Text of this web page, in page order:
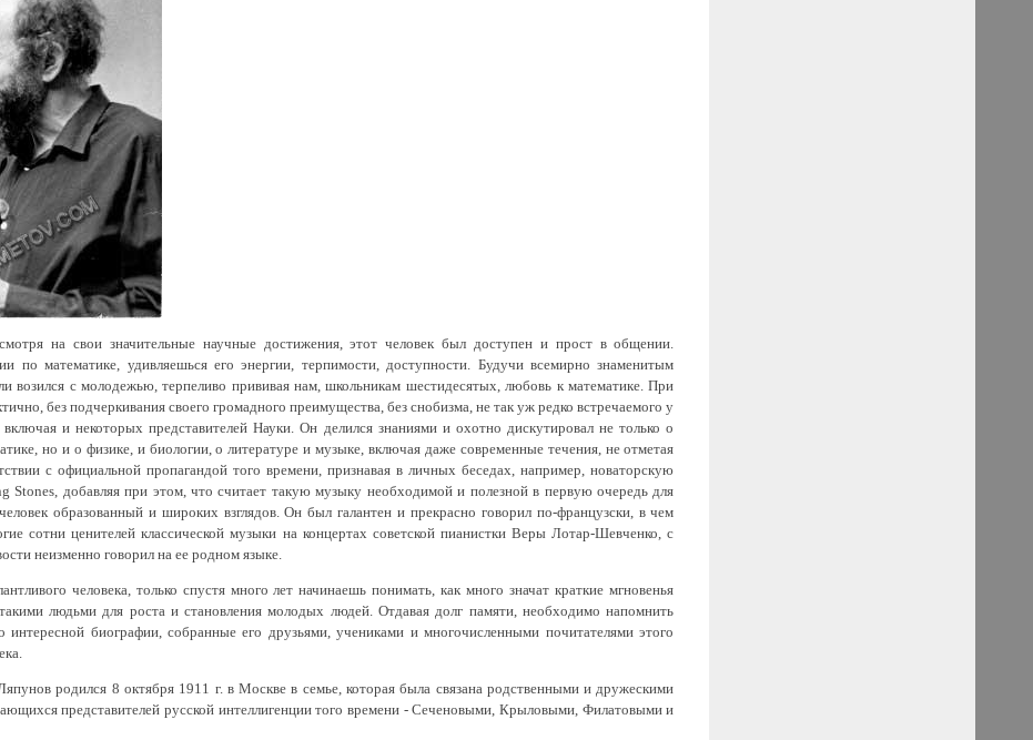
на свои значительные научные достижения, этот человек был доступен и прост в общении.
по математике, удивляешься его энергии, терпимости, доступности. Будучи всемирно знаменитым
возился с молодежью, терпеливо прививая нам, школьникам шестидесятых, любовь к математике. При
без подчеркивания своего громадного преимущества, без снобизма, не так уж редко встречаемого у
и некоторых представителей Науки. Он делился знаниями и охотно дискутировал не только о
но и о физике, и биологии, о литературе и музыке, включая даже современные течения, не отметая
с официальной пропагандой того времени, признавая в личных беседах, например, новаторскую
Stones, добавляя при этом, что считает такую музыку необходимой и полезной в первую очередь для
образованный и широких взглядов. Он был галантен и прекрасно говорил по-французски, в чем
сотни ценителей классической музыки на концертах советской пианистки Веры Лотар-Шевченко, с
неизменно говорил на ее родном языке.
человека, только спустя много лет начинаешь понимать, как много значат краткие мгновенья
людьми для роста и становления молодых людей. Отдавая долг памяти, необходимо напомнить
интересной биографии, собранные его друзьями, учениками и многочисленными почитателями этого
родился 8 октября 1911 г. в Москве в семье, которая была связана родственными и дружескими
представителей русской интеллигенции того времени - Сеченовыми, Крыловыми, Филатовыми и